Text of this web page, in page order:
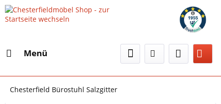
Menü
Chesterfield Bürostuhl Salzgitter